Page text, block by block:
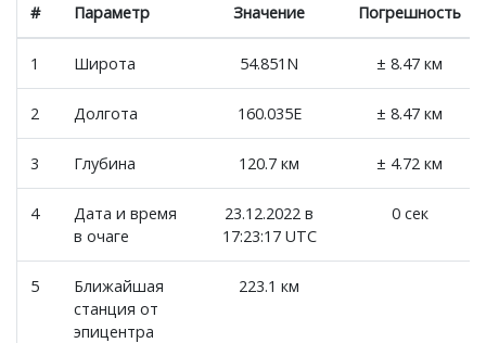
# Параметр Значение Погрешность
1 Широта 54.851N ± 8.47 км
2 Долгота 160.035E ± 8.47 км
3 Глубина 120.7 км ± 4.72 км
4
Дата и время
в очаге
23.12.2022 в
17:23:17 UTC
0 сек
5
Ближайшая
станция от
эпицентра
223.1 км